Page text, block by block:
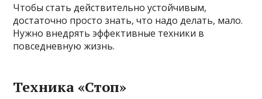
Чтобы стать действительно устойчивым,
достаточно просто знать, что надо делать, мало.
Нужно внедрять эффективные техники в
повседневную жизнь.
Техника «Стоп»